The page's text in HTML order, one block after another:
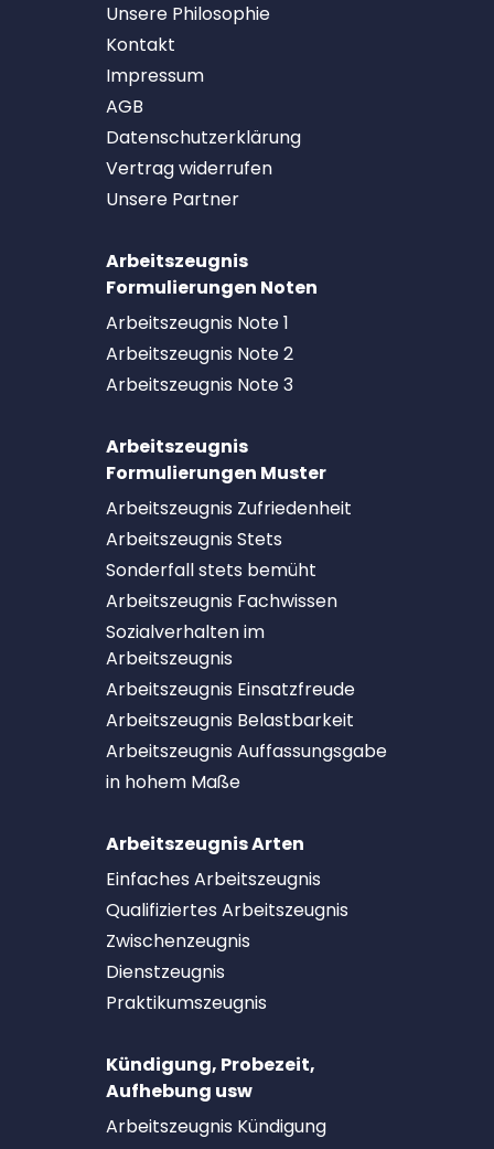
Unsere Philosophie
Kontakt
Impressum
AGB
Datenschutzerklärung
Vertrag widerrufen
Unsere Partner
Arbeitszeugnis
Formulierungen Noten
Arbeitszeugnis Note 1
Arbeitszeugnis Note 2
Arbeitszeugnis Note 3
Arbeitszeugnis
Formulierungen Muster
Arbeitszeugnis Zufriedenheit
Arbeitszeugnis Stets
Sonderfall stets bemüht
Arbeitszeugnis Fachwissen
Sozialverhalten im
Arbeitszeugnis
Arbeitszeugnis Einsatzfreude
Arbeitszeugnis Belastbarkeit
Arbeitszeugnis Auffassungsgabe
in hohem Maße
Arbeitszeugnis Arten
Einfaches Arbeitszeugnis
Qualifiziertes Arbeitszeugnis
Zwischenzeugnis
Dienstzeugnis
Praktikumszeugnis
Kündigung, Probezeit,
Aufhebung usw
Arbeitszeugnis Kündigung